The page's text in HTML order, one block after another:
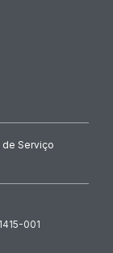
de Serviço
001